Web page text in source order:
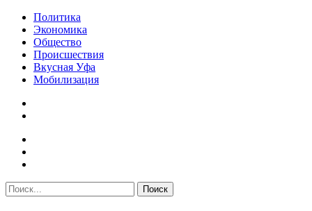
Политика
Экономика
Общество
Происшествия
Вкусная Уфа
Мобилизация